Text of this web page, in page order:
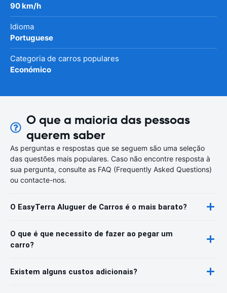
90 km/h
Idioma
Portuguese
Categoria de carros populares
Económico
O que a maioria das pessoas
querem saber
As perguntas e respostas que se seguem são uma seleção
das questões mais populares. Caso não encontre resposta à
sua pergunta, consulte as FAQ (Frequently Asked Questions)
ou contacte-nos.
O EasyTerra Aluguer de Carros é o mais barato?
O que é que necessito de fazer ao pegar um
carro?
Existem alguns custos adicionais?